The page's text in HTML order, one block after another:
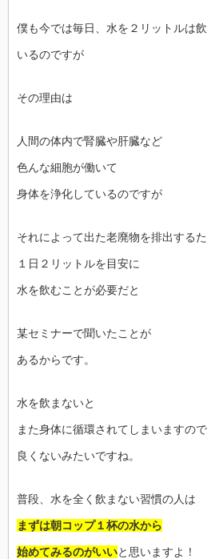
僕も今では毎日、水を２リットルは
いるのですが
その理由は
人間の体内で腎臓や肝臓など
色んな細胞が働いて
身体を浄化しているのですが
それによって出た老廃物を排出する
１日２リットルを目安に
水を飲むことが必要だと
某セミナーで聞いたことが
あるからです。
水を飲まないと
また身体に循環されてしまいますので
良くないみたいですね。
普段、水を全く飲まない習慣の人は
まずは朝コップ１杯の水から
始めてみるのがいいと思いますよ！